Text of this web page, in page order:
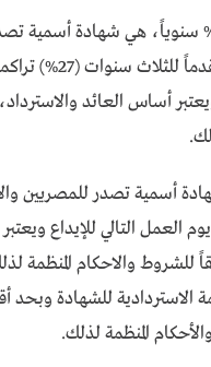
سنوياً، هي شهادة أسمية
للثلاث سنوات(27%)
أساس العائد
.
أسمية تصدر للمصريين
العمل التالي للإيداع
للشروط والاحكام المنظمة
الاستردادية للشهادة وبحد
المنظمة لذلك.